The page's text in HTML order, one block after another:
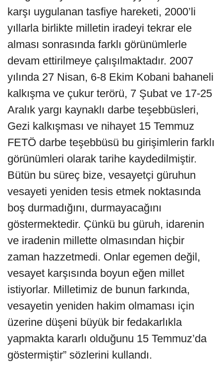
karşı uygulanan tasfiye hareketi, 2000’li
yıllarla birlikte milletin iradeyi tekrar ele
alması sonrasında farklı görünümlerle
devam ettirilmeye çalışılmaktadır. 2007
yılında 27 Nisan, 6-8 Ekim Kobani bahaneli
kalkışma ve çukur terörü, 7 Şubat ve 17-25
Aralık yargı kaynaklı darbe teşebbüsleri,
Gezi kalkışması ve nihayet 15 Temmuz
FETÖ darbe teşebbüsü bu girişimlerin farklı
görünümleri olarak tarihe kaydedilmiştir.
Bütün bu süreç bize, vesayetçi güruhun
vesayeti yeniden tesis etmek noktasında
boş durmadığını, durmayacağını
göstermektedir. Çünkü bu güruh, idarenin
ve iradenin millette olmasından hiçbir
zaman hazzetmedi. Onlar egemen değil,
vesayet karşısında boyun eğen millet
istiyorlar. Milletimiz de bunun farkında,
vesayetin yeniden hakim olmaması için
üzerine düşeni büyük bir fedakarlıkla
yapmakta kararlı olduğunu 15 Temmuz’da
göstermiştir” sözlerini kullandı.